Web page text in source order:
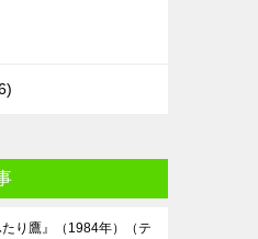
たり鷹』（1984年）（テ